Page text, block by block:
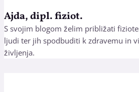
Ajda, dipl. fiziot.
S svojim blogom želim približati
ljudi ter jih spodbuditi k zdravemu in
življenja.